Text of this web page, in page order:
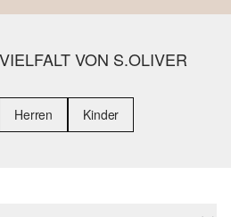
VON S.OLIVER
Herren Kinder